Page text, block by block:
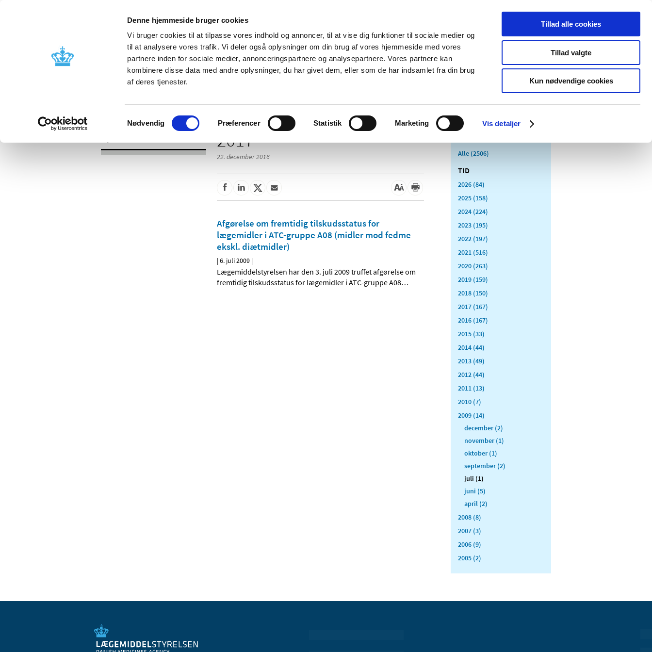
Denne hjemmeside bruger cookies
Vi bruger cookies til at tilpasse vores indhold og annoncer, til at vise dig funktioner til sociale medier og
til at analysere vores trafik. Vi deler også oplysninger om din brug af vores hjemmeside med vores
partnere inden for sociale medier, annonceringspartnere og analysepartnere. Vores partnere kan
kombinere disse data med andre oplysninger, du har givet dem, eller som de har indsamlet fra din brug
af deres tjenester.
Samtykkevalg
Nødvendig Præferencer Statistik Marketing Vis detaljer
Tillad alle cookies
Tillad valgte
Kun nødvendige cookies
Nyheder Om os Kontakt Udgivelser
Godkendelse og
Bivirkninger og
produktinformation
Tilskud og
Apoteker og salg af
Medicinsk
Særlige
produktområder
2017
22. december 2016
Afgørelse om fremtidig tilskudsstatus for
lægemidler i ATC-gruppe A08 (midler mod fedme
ekskl. diætmidler)
|6. juli 2009 |
Lægemiddelstyrelsen har den 3. juli 2009 truffet afgørelse om
fremtidig tilskudsstatus for lægemidler i ATC-gruppe A08…
Alle (2506)
TID
2026 (84)
2025 (158)
2024 (224)
2023 (195)
2022 (197)
2021 (516)
2020 (263)
2019 (159)
2018 (150)
2017 (167)
2016 (167)
2015 (33)
2014 (44)
2013 (49)
2012 (44)
2011 (13)
2010 (7)
2009 (14)
december (2)
november (1)
oktober (1)
september (2)
juli (1)
juni (5)
april (2)
2008 (8)
2007 (3)
2006 (9)
2005 (2)